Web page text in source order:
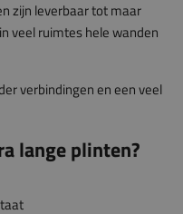
zijn leverbaar tot maar
veel ruimtes hele wanden
verbindingen en een veel
lange plinten?